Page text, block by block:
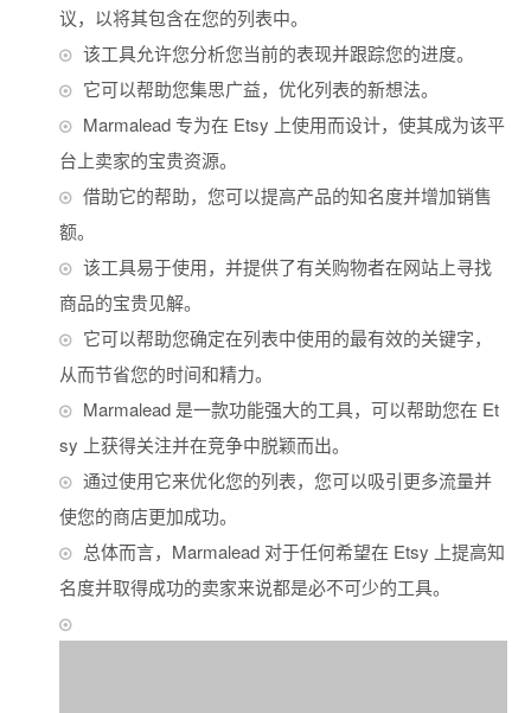
议，以将其包含在您的列表中。
该工具允许您分析您当前的表现并跟踪您的进度。
它可以帮助您集思广益，优化列表的新想法。
Marmalead 专为在 Etsy 上使用而设计，使其成为该平
台上卖家的宝贵资源。
借助它的帮助，您可以提高产品的知名度并增加销售
额。
该工具易于使用，并提供了有关购物者在网站上寻找
商品的宝贵见解。
它可以帮助您确定在列表中使用的最有效的关键字，
从而节省您的时间和精力。
Marmalead 是一款功能强大的工具，可以帮助您在 Et
sy 上获得关注并在竞争中脱颖而出。
通过使用它来优化您的列表，您可以吸引更多流量并
使您的商店更加成功。
总体而言，Marmalead 对于任何希望在 Etsy 上提高知
名度并取得成功的卖家来说都是必不可少的工具。